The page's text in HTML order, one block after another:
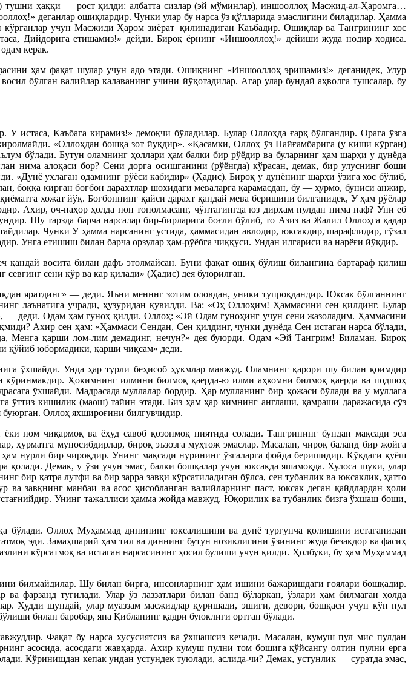
ҳаққи — рост қилди: албатта сизлар (эй мўминлар), иншооллоҳ Масжид-ал-Ҳаромга…
деганлар ошиқлардир. Чунки улар бу нарса ўз қўлларида эмаслигини биладилар. Ҳамма
учун Масжиди Ҳаром зиёрат |қилинадиган Каъбадир. Ошиқлар ва Тангрининг хос
Дийдорига етишамиз!» дейди. Бироқ ёрнинг «Иншооллоҳ!» дейиши жуда нодир ҳодиса.
керак.
ҳам фақат шулар учун адо этади. Ошиқнинг «Иншооллоҳ эришамиз!» деганидек, Улур
бўлган валийлар калаванинг учини йўқотадилар. Агар улар бундай аҳволга тушсалар, бу
Каъбага кирамиз!» демоқчи бўладилар. Булар Оллоҳда ғарқ бўлгандир. Орага ўзга
«Оллоҳдан бошқа зот йуқдир». «Қасамки, Оллоҳ ўз Пайғамбарига (у киши кўрган)
бўлади. Бутун оламнинг ҳоллари ҳам балки бир рўёдир ва буларнинг ҳам шарҳи у дунёда
нима алоқаси бор? Сени дорга осишганини (рўёнгда) кўрасан, демак, бир улуснинг боши
«Дунё ухлаган одамнинг рўёси кабидир» (Ҳадис). Бироқ у дунёнинг шарҳи ўзига хос бўлиб,
кирган боғбон дарахтлар шохидаги меваларга қарамасдан, бу — хурмо, буниси анжир,
хожат йўқ. Боғбоннинг қайси дарахт қандай мева беришини билганидек, У ҳам рўёлар
Ахир, оч-наҳор ҳолда нон тополмасанг, чўнтагингда юз дирхам пулдан нима наф? Уни еб
Шу тарзда барча нарсалар бир-бирларига боғли бўлиб, то Азиз ва Жалил Оллоҳга қадар
Чунки У ҳамма нарсанинг устида, ҳаммасидан авлодир, юксакдир, шарафлидир, гўзал
Унга етишиш билан барча орзулар ҳам-рўёбга чиққуси. Ундан илгариси ва нарёғи йўқдир.
восита билан дафъ этолмайсан. Буни фақат ошиқ бўлиш билангина бартараф қилиш
сени кўp ва кар қилади» (Ҳадис) дея буюрилган.
яратдинг» — деди. Яъни менннг зотим оловдан, уники тупроқдандир. Юксак бўлганнинг
лаънатига учради, ҳузуридан қувилди. Ва: «Оҳ Оллоҳим! Ҳаммасини сен қилдинг. Булар
— деди. Одам ҳам гуноҳ қилди. Оллоҳ: «Эй Одам гуноҳинг учун сени жазоладим. Ҳаммасини
Ахир сен ҳам: «Ҳаммаси Сендан, Сен қилдинг, чунки дунёда Сен истаган нарса бўлади,
Менга қарши лом-лим демадинг, нечун?» дея буюрди. Одам «Эй Тангрим! Биламан. Бироқ
қўйиб юбормадики, қарши чиқсам» деди.
ўхшайди. Унда ҳар турли беҳисоб ҳукмлар мавжуд. Оламнинг қарори шу билан қоимдир
Ҳокимнинг илмини билмоқ қаерда-ю илми аҳкомни билмоқ қаерда ва подшоҳ
ўхшайди. Мадрасада муллалар бордир. Ҳap мулланинг бир ҳожаси бўлади ва у муллага
ўттиз кишилик (маош) тайин этади. Биз ҳам ҳар кимнинг англаши, қамраши даражасида сўз
Оллоҳ яхшироғини билгувчидир.
чиқармоқ ва ёҳуд савоб қозонмоқ ниятида солади. Тангрининг бундан мақсади эса
ҳурматга муносибдирлар, бироқ эъзозга муҳтож эмаслар. Масалан, чироқ баланд бир жойга
нурли бир чироқдир. Унинг мақсади нурининг ўзгаларга фойда беришидир. Кўкдаги қуёш
қолади. Демак, у ўзи учун эмас, балки бошқалар учун юксакда яшамоқда. Хулоса шуки, улар
бир қатра лутфи ва бир зарра завқи кўрсатиладиган бўлса, сен тубанлик ва юксаклик, ҳатто
завқнинг манбаи ва асос ҳисобланган валийларнинг паст, юксак деган қайдлардан ҳоли
Унинг тажаллиси ҳамма жойда мавжуд. Юқорилик ва тубанлик бизга ўхшаш боши,
бўлади. Оллоҳ Муҳаммад динининг юксалишини ва дунё тургунча қолишини истаганидан
эди. Замаҳшарий ҳам тил ва диннинг бутун нозиклигини ўзининг жуда безакдор ва фасиҳ
кўpcaтмоқ ва истаган нарсасининг ҳосил булиши учун қилди. Ҳолбуки, бу ҳам Муҳаммад
билмайдилар. Шу билан бирга, инсонларнинг ҳам ишини бажаришдаги ғоялари бошқадир.
фарзанд туғилади. Улар ўз лаззатлари билан банд бўларкан, ўзлари ҳам билмаган ҳолда
Худди шундай, улар муаззам масжидлар қуришади, эшиги, девори, бошқаси учун кўп пул
билан баробар, яна Қибланинг қадри буюклиги ортган бўлади.
Фақат бу нарса хусусиятсиз ва ўхшашсиз кечади. Масалан, кумуш пул мис пулдан
асосида, асосдаги жавҳарда. Ахир кумуш пулни том бошига қўйсангу олтин пулни ерга
Кўринишдан кепак ундан устундек туюлади, аслида-чи? Демак, устунлик — суратда эмас,